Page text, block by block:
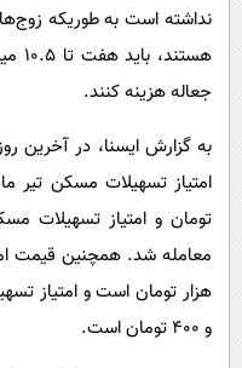
نداشته است به طوریکه
جعاله هزینه کنند.
به گزارش ایسنا، در آخرین
و ۴۰۰ تومان است.